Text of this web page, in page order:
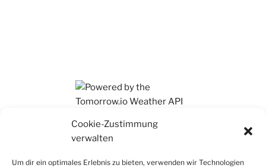
Cookie-Zustimmung
verwalten
Um dir ein optimales Erlebnis zu bieten, verwenden wir Technologien